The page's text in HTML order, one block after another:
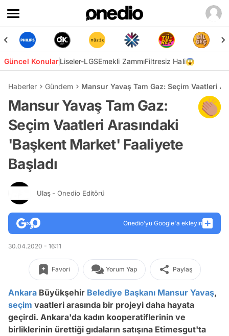
Güncel KonularLiseler-LGSEmekli ZammıFiltresiz Hali😱
Haberler Gündem Mansur Yavaş Tam Gaz: Seçim Vaatleri
Mansur Yavaş Tam Gaz:
Seçim Vaatleri Arasındaki
'Başkent Market' Faaliyete
Başladı
Ulaş - Onedio Editörü
Onedio’yu Google'a ekleyin
30.04.2020 - 16:11
Favori Yorum Yap Paylaş
Ankara Büyükşehir Belediye Başkanı Mansur Yavaş,
seçim vaatleri arasında bir projeyi daha hayata
geçirdi. Ankara'da kadın kooperatiflerinin ve
birliklerinin ürettiği gıdaların satışına Etimesgut'ta